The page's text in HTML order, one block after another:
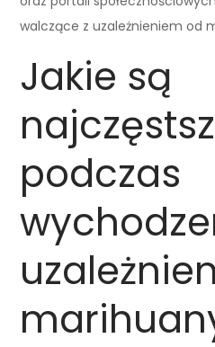
walczące z uzależnieniem od
Jakie są
podczas